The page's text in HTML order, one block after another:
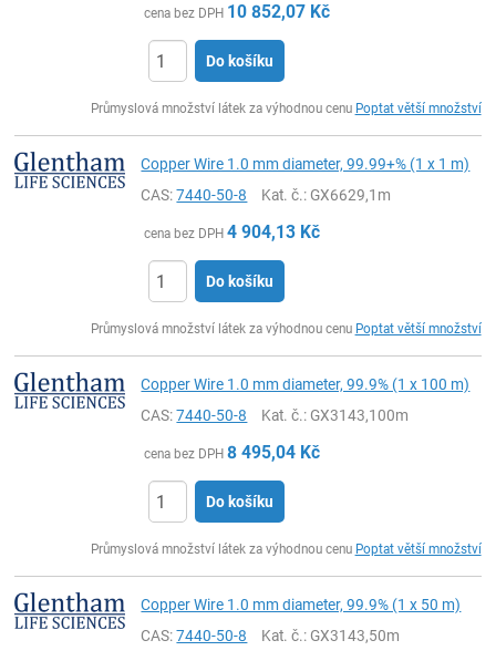
cena bez DPH 10 852,07 Kč
Do košíku
Průmyslová množství látek za výhodnou cenu Poptat větší množství
Copper Wire 1.0 mm diameter, 99.99+% (1 x 1 m)
CAS:7440-50-8 Kat. č.: GX6629,1m
cena bez DPH 4 904,13 Kč
Do košíku
Průmyslová množství látek za výhodnou cenu Poptat větší množství
Copper Wire 1.0 mm diameter, 99.9% (1 x 100 m)
CAS:7440-50-8 Kat. č.: GX3143,100m
cena bez DPH 8 495,04 Kč
Do košíku
Průmyslová množství látek za výhodnou cenu Poptat větší množství
Copper Wire 1.0 mm diameter, 99.9% (1 x 50 m)
CAS:7440-50-8 Kat. č.: GX3143,50m